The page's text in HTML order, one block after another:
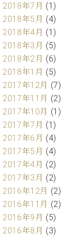
2018年7月 (1)
2018年5月 (4)
2018年4月 (1)
2018年3月 (5)
2018年2月 (6)
2018年1月 (5)
2017年12月 (7)
2017年11月 (2)
2017年10月 (1)
2017年7月 (1)
2017年6月 (4)
2017年5月 (4)
2017年4月 (2)
2017年3月 (2)
2016年12月 (2)
2016年11月 (2)
2016年9月 (5)
2016年8月 (3)